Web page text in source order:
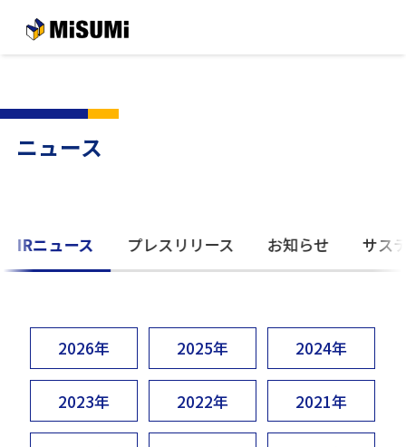
メインコンテンツへスキップする
ニュース
IRニュース プレスリリース お知らせ サス
2026年 2025年 2024年
2023年 2022年 2021年